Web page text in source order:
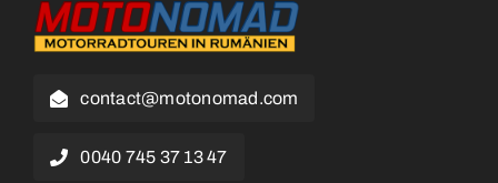
contact@motonomad.com
0040 745 37 13 47